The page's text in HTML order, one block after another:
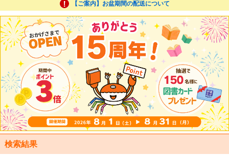
【ご案内】お盆期間の配送について
検索結果